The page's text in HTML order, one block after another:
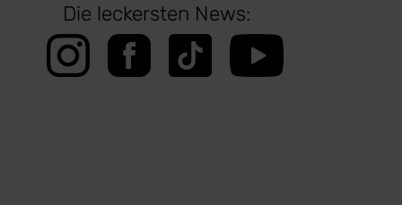
Die leckersten News: